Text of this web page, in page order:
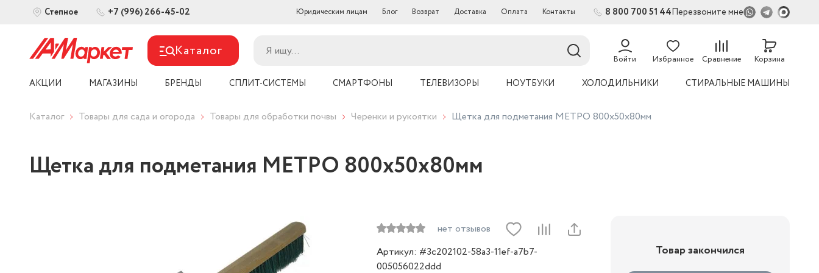
Степное +7 (996) 266-45-02 Юридическим лицам Блог Возврат Доставка Оплата Контакты 8 800 700 51 44Перезвоните мне
Каталог Войти Избранное Сравнение Корзина
АКЦИИ МАГАЗИНЫ БРЕНДЫ СПЛИТ-СИСТЕМЫ СМАРТФОНЫ ТЕЛЕВИЗОРЫ НОУТБУКИ ХОЛОДИЛЬНИКИ СТИРАЛЬНЫЕ МАШИНЫ
Каталог Товары для сада и огорода Товары для обработки почвы Черенки и рукоятки Щетка для подметания МЕТРО 800х50х80мм
Щетка для подметания МЕТРО 800х50х80мм
нет отзывов
Артикул: #3c202102-58a3-11ef-a7b7-
005056022ddd
Товар закончился